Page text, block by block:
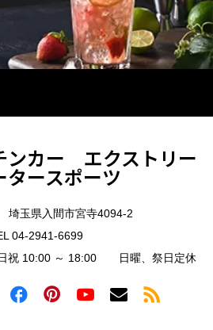
ンカー エクストリー
タースポーツ
玉県入間市宮寺4094-2
04-2941-6699
祝 10:00 ～ 18:00 日曜、祭日定休